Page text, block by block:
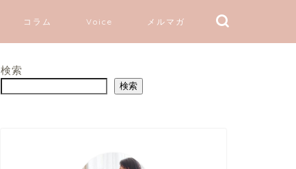
コラム Voice メルマガ
検索
検索